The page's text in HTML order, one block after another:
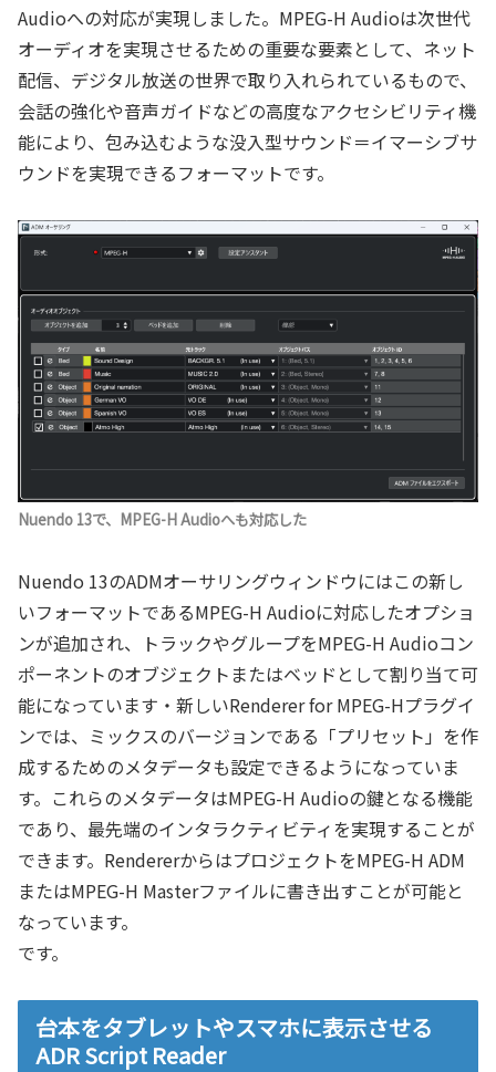
Audioへの対応が実現しました。MPEG-H Audioは次世代
オーディオを実現させるための重要な要素として、ネット
配信、デジタル放送の世界で取り入れられているもので、
会話の強化や音声ガイドなどの高度なアクセシビリティ機
能により、包み込むような没入型サウンド＝イマーシブサ
ウンドを実現できるフォーマットです。
Nuendo 13で、MPEG-H Audioへも対応した
Nuendo 13のADMオーサリングウィンドウにはこの新し
いフォーマットであるMPEG-H Audioに対応したオプショ
ンが追加され、トラックやグループをMPEG-H Audioコン
ポーネントのオブジェクトまたはベッドとして割り当て可
能になっています・新しいRenderer for MPEG-Hプラグイ
ンでは、ミックスのバージョンである「プリセット」を作
成するためのメタデータも設定できるようになっていま
す。これらのメタデータはMPEG-H Audioの鍵となる機能
であり、最先端のインタラクティビティを実現することが
できます。RendererからはプロジェクトをMPEG-H ADM
またはMPEG-H Masterファイルに書き出すことが可能と
なっています。
です。
台本をタブレットやスマホに表示させる
ADR Script Reader